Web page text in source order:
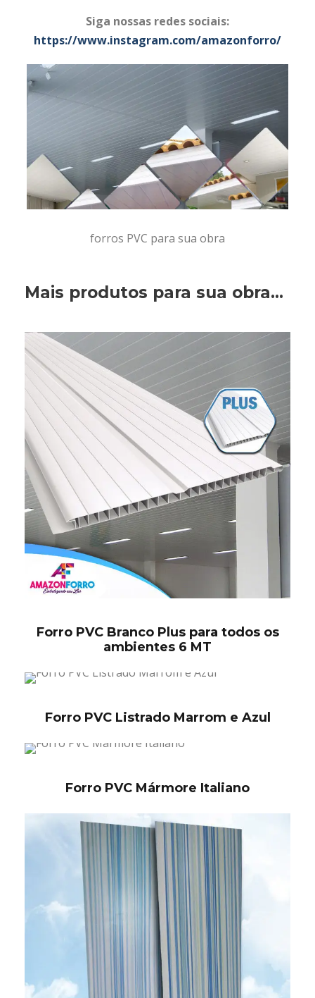
Siga nossas redes sociais:
https://www.instagram.com/amazonforro/
forros PVC para sua obra
Mais produtos para sua obra...
Forro PVC Branco Plus para todos os
ambientes 6 MT
Forro PVC Listrado Marrom e Azul
Forro PVC Mármore Italiano